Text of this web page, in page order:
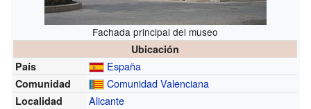
Fachada principal del museo
Ubicación
País
España
Comunidad Comunidad Valenciana
Localidad Alicante